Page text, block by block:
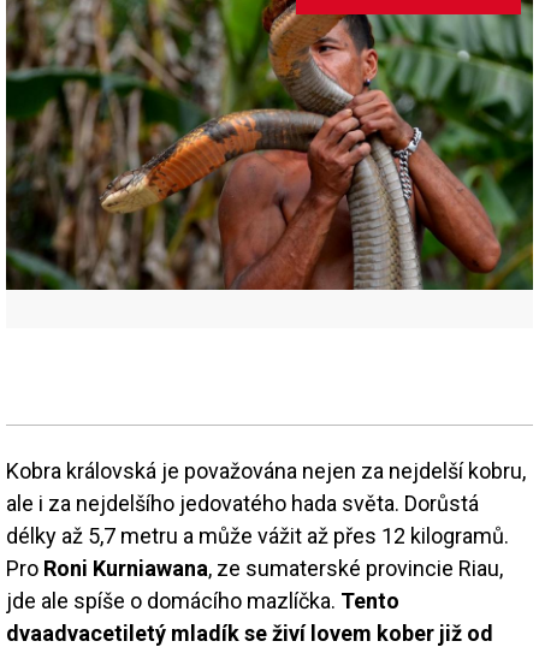
Kobra královská je považována nejen za nejdelší kobru,
ale i za nejdelšího jedovatého hada světa. Dorůstá
délky až 5,7 metru a může vážit až přes 12 kilogramů.
Pro Roni Kurniawana, ze sumaterské provincie Riau,
jde ale spíše o domácího mazlíčka. Tento
dvaadvacetiletý mladík se živí lovem kober již od